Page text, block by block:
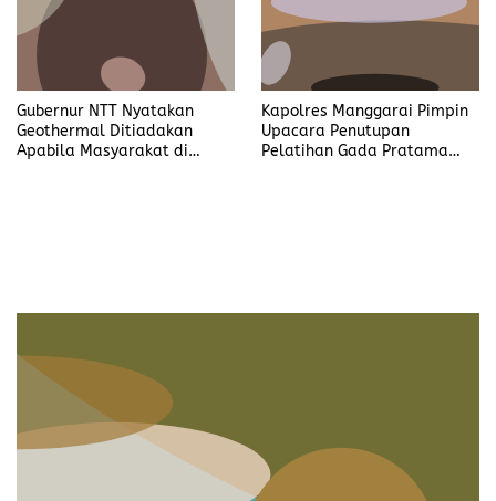
Gubernur NTT Nyatakan
Geothermal Ditiadakan
Apabila Masyarakat di
Kapolres Manggarai Pimpin
Upacara Penutupan
Pelatihan Gada Pratama